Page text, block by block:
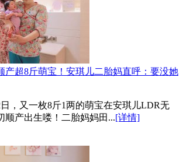
产超8斤萌宝！安琪儿二胎妈直呼：要没她
日，又一枚8斤1两的萌宝在安琪儿LDR无
顺产出生喽！二胎妈妈田...[详情]